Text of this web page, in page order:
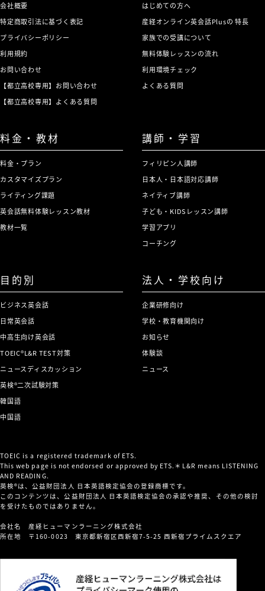
会社概要
特定商取引法に基づく表記
プライバシーポリシー
利用規約
お問い合わせ
【都立高校専用】お問い合わせ
【都立高校専用】よくある質問
はじめての方へ
産経オンライン英会話Plusの 特長
家族での受講について
無料体験レッスンの流れ
利用環境チェック
よくある質問
料金・教材
料金・プラン
カスタマイズプラン
ライティング課題
英会話無料体験レッスン教材
教材一覧
講師・学習
フィリピン人講師
日本人・日本語対応講師
ネイティブ講師
子ども・KIDSレッスン講師
学習アプリ
コーチング
目的別
ビジネス英会話
日常英会話
中高生向け英会話
TOEIC®L&R TEST対策
ニュースディスカッション
英検®二次試験対策
韓国語
中国語
法人・学校向け
企業研修向け
学校・教育機関向け
お知らせ
体験談
ニュース
TOEIC is a registered trademark of ETS.
This web page is not endorsed or approved by ETS.＊L&R means LISTENING
AND READING.
英検®は、公益財団法人 日本英語検定協会の登録商標です。
このコンテンツは、公益財団法人 日本英語検定協会の承認や推奨、その他の検討
を受けたものではありません。
会社名 産経ヒューマンラーニング株式会社
所在地 〒160-0023 東京都新宿区西新宿7-5-25 西新宿プライムスクエア